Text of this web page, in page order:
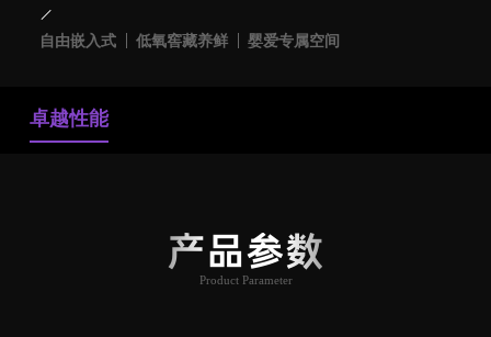
自由嵌入式 低氧窖藏养鲜 婴爱专属空间
卓越性能
产品参数
Product Parameter